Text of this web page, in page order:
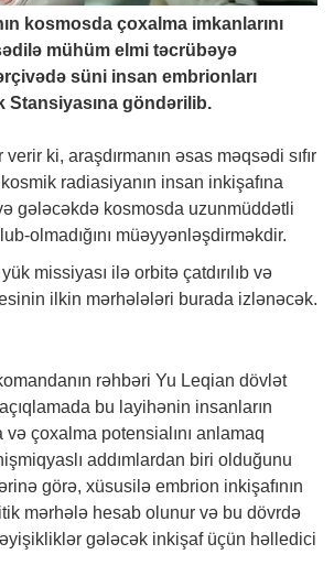
kosmosda çoxalma imkanlarını
mühüm elmi təcrübəyə
süni insan embrionları
Stansiyasına göndərilib.
verir ki, araşdırmanın əsas məqsədi sıfır
radiasiyanın insan inkişafına
gələcəkdə kosmosda uzunmüddətli
olmadığını müəyyənləşdirməkdir.
missiyası ilə orbitə çatdırılıb və
ilkin mərhələləri burada izlənəcək.
rəhbəri Yu Leqian dövlət
bu layihənin insanların
çoxalma potensialını anlamaq
addımlardan biri olduğunu
görə, xüsusilə embrion inkişafının
mərhələ hesab olunur və bu dövrdə
gələcək inkişaf üçün həlledici